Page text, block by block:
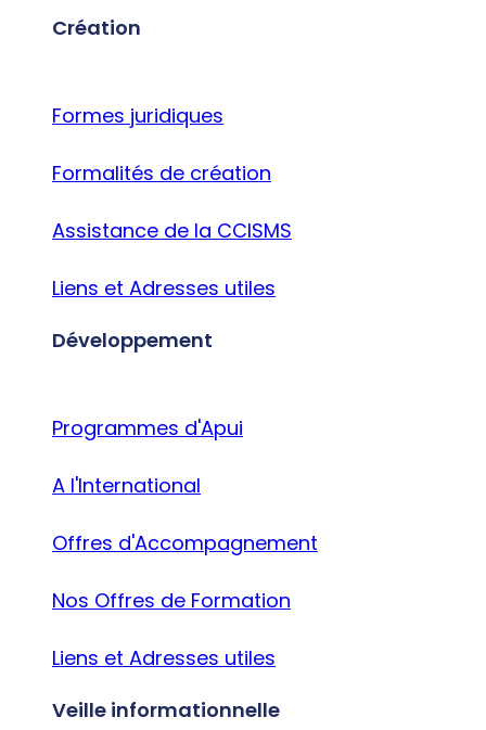
Création
Formes juridiques
Formalités de création
Assistance de la CCISMS
Liens et Adresses utiles
Développement
Programmes d'Apui
A l'International
Offres d'Accompagnement
Nos Offres de Formation
Liens et Adresses utiles
Veille informationnelle